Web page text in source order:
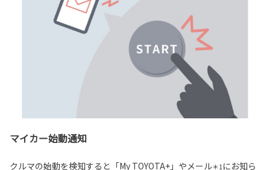
マイカー始動通知
クルマの始動を検知すると「My TOYOTA+」やメール＊1 にお知ら